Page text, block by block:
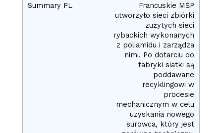
Francuskie MŚP
utworzyło sieci zbiórki
zużytych sieci
rybackich wykonanych
z poliamidu i zarządza
nimi. Po dotarciu do
fabryki siatki są
poddawane
recyklingowi w
procesie
mechanicznym w celu
uzyskania nowego
surowca, który jest